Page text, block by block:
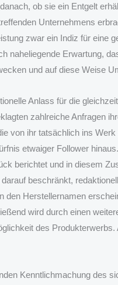
ob sie ein Entgelt
Unternehmens
zwar ein Indiz für eine
naheliegende Erwartung,
und auf diese Weise
Anlass für die
zahlreiche Anfragen
von ihr tatsächlich ins
etwaiger Follower
berichtet und in diesem
beschränkt,
den Herstellernamen
wird durch einen
des
Kenntlichmachung des